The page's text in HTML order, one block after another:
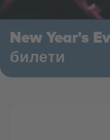
New Year's
билети